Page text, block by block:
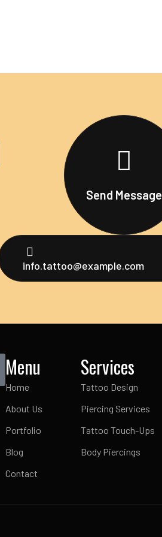
Send Message
info.tattoo@example.com
Menu
Home
About Us
Portfolio
Blog
Contact
Services
Tattoo Design
Piercing Services
Tattoo Touch-Ups
Body Piercings